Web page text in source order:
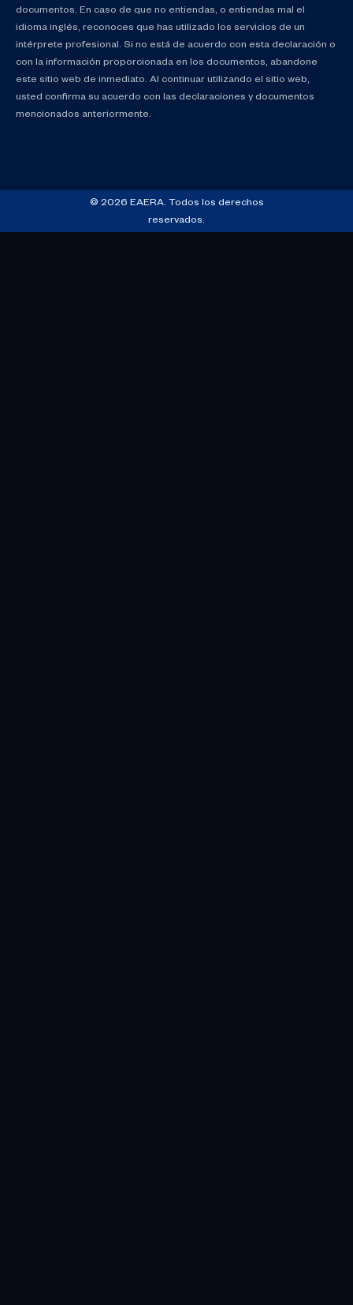
documentos. En caso de que no entiendas, o entiendas mal el
idioma inglés, reconoces que has utilizado los servicios de un
intérprete profesional. Si no está de acuerdo con esta declaración o
con la información proporcionada en los documentos, abandone
este sitio web de inmediato. Al continuar utilizando el sitio web,
usted confirma su acuerdo con las declaraciones y documentos
mencionados anteriormente.
© 2026 EAERA. Todos los derechos
reservados.